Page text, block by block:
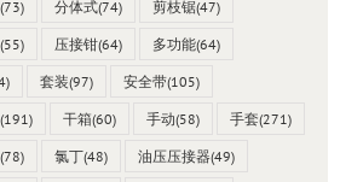
(73) 分体式(74) 剪枝锯(47)
(55) 压接钳(64) 多功能(64)
套装(97) 安全带(105)
(191) 干箱(60) 手动(58) 手套(271)
(78) 氯丁(48) 油压压接器(49)